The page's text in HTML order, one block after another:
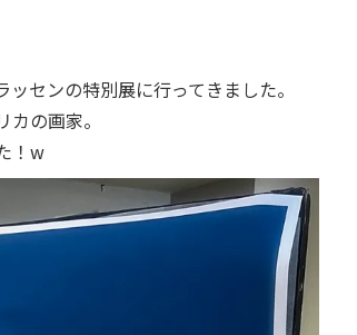
センの特別展に行ってきました。
の画家。
！w